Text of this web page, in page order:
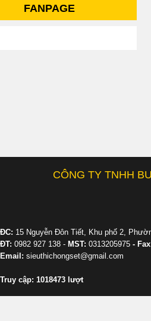
FANPAGE
CÔNG TY TNHH
ĐC: 15 Nguyễn Đôn Tiết, Khu phố 2,
ĐT: 0982 927 138 - MST: 0313205975 -
Email: sieuthichongset@gmail.com
Truy cập: 1018473 lượt